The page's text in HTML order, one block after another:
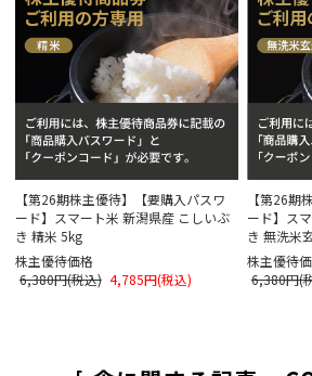
【第26期株主優待】【要購入パスワ
ード】スマート米 新潟県産 こしいぶ
き 精米 5kg
株主優待価格
6,380円(税込) 4,785円(税込)
【第26期
ード】ス
き 無洗米
株主優待
6,380円(